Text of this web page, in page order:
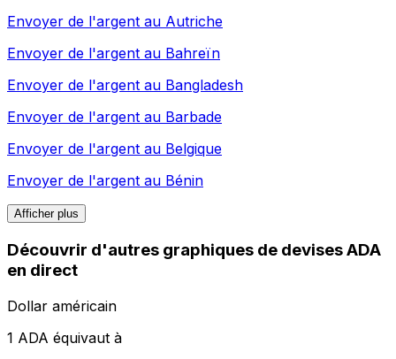
Envoyer de l'argent au Autriche
Envoyer de l'argent au Bahreïn
Envoyer de l'argent au Bangladesh
Envoyer de l'argent au Barbade
Envoyer de l'argent au Belgique
Envoyer de l'argent au Bénin
Afficher plus
Découvrir d'autres graphiques de devises ADA
en direct
Dollar américain
1 ADA équivaut à